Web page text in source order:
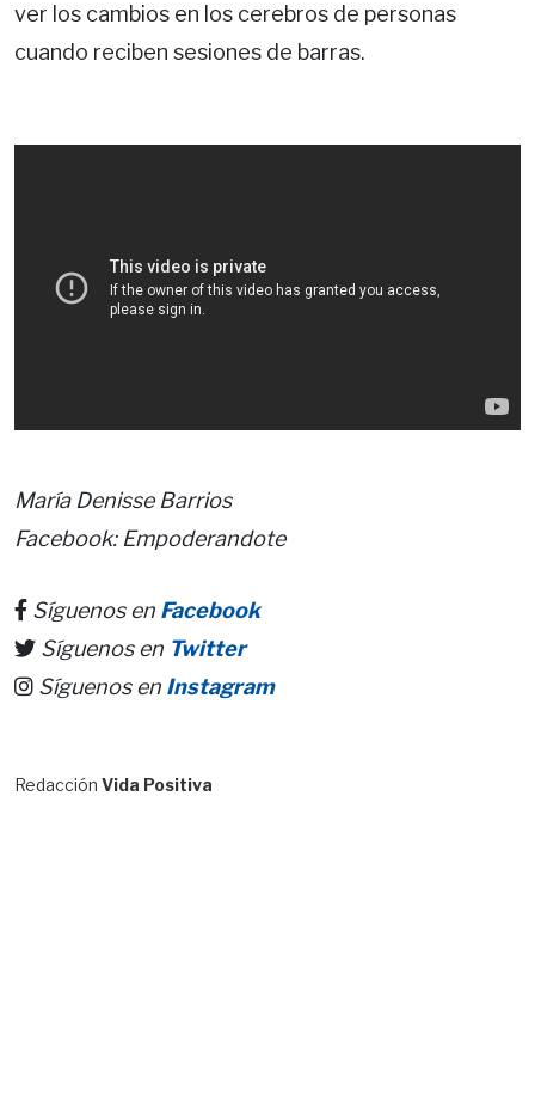
ver los cambios en los cerebros de personas
cuando reciben sesiones de barras.
María Denisse Barrios
Facebook: Empoderandote
Síguenos en Facebook
Síguenos en Twitter
Síguenos en Instagram
Redacción Vida Positiva